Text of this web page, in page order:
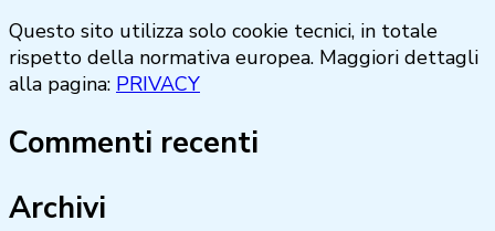
Questo sito utilizza solo cookie tecnici, in totale
rispetto della normativa europea. Maggiori dettagli
alla pagina: PRIVACY
Commenti recenti
Archivi